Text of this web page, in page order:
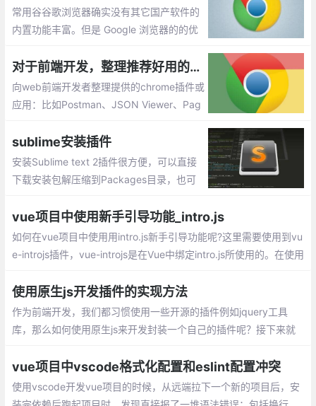
常用谷谷歌浏览器确实没有其它国产软件的
内置功能丰富。但是 Google 浏览器的的优
持众多强大好用的扩展程序，用户能够按照
自己的喜好去个性化定制浏览器。今天我就
给大家介绍几款自己常用的插件。
对于前端开发，整理推荐好用的chrome插件或应用
向web前端开发者整理提供的chrome插件或
应用：比如Postman、JSON Viewer、Pag
sublime安装插件
安装Sublime text 2插件很方便，可以直接
下载安装包解压缩到Packages目录，也可
线安装
vue项目中使用新手引导功能_intro.js
如何在vue项目中使用用intro.js新手引导功能呢?这里需要使用到vu
e-introjs插件，vue-introjs是在Vue中绑定intro.js所使用的。在使用
使用原生js开发插件的实现方法
作为前端开发，我们都习惯使用一些开源的插件例如jquery工具
库，那么如何使用原生js来开发封装一个自己的插件呢？接下来就
vue项目中vscode格式化配置和eslint配置冲突
使用vscode开发vue项目的时候，从远端拉下一个新的项目后，安